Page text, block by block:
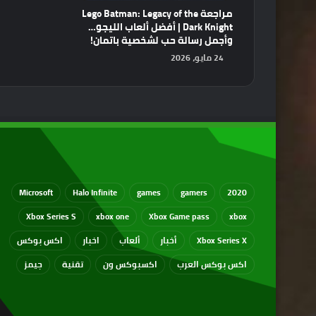
مراجعة Lego Batman: Legacy of the
Dark Knight | أفضل ألعاب الليجو…
وأجمل رسالة حب لشخصية باتمان!
24 مايو، 2026
2020
gamers
games
Halo Infinite
Microsoft
xbox
Xbox Game pass
xbox one
Xbox Series S
Xbox Series X
أخبار ألعاب اخبار
اكس بوكس
اكس بوكس العرب
اكسبوكس ون تقنية جيمز